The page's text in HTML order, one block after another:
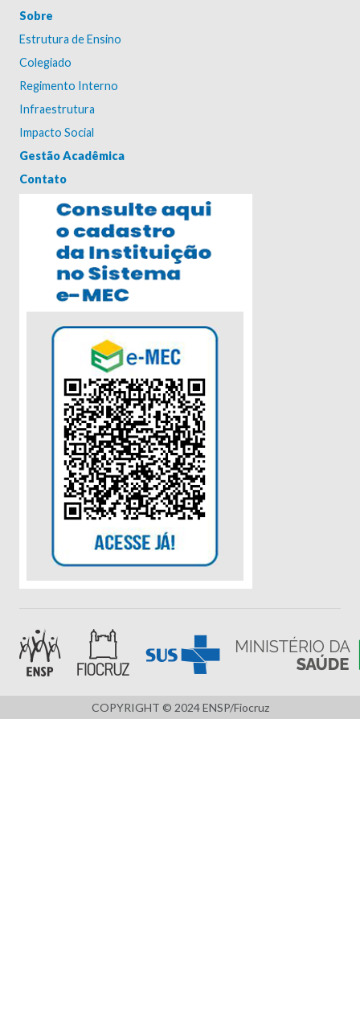
Sobre
Estrutura de Ensino
Colegiado
Regimento Interno
Infraestrutura
Impacto Social
Gestão Acadêmica
Contato
COPYRIGHT © 2024 ENSP/Fiocruz